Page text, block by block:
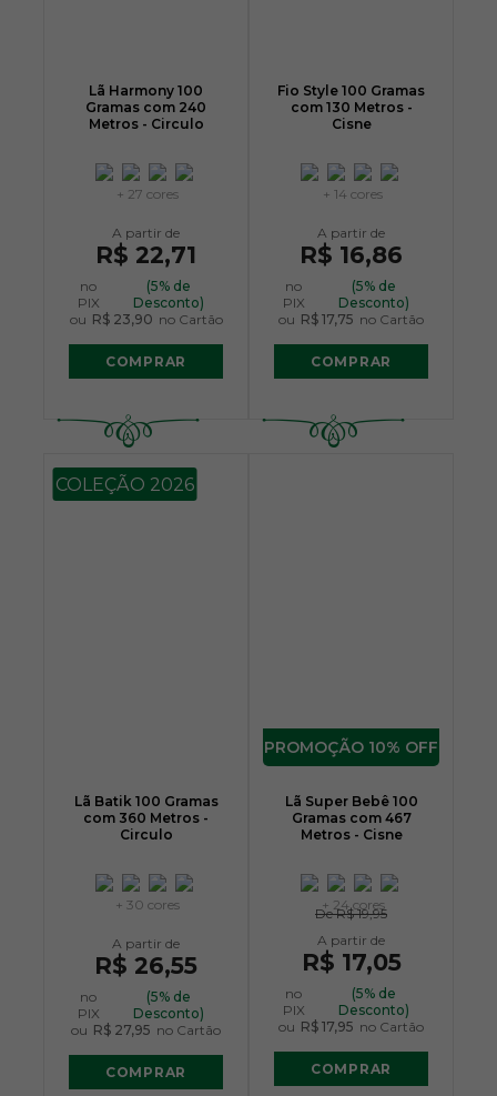
Lã Harmony 100
Gramas com 240
Metros - Circulo
+ 27 cores
R$ 22,71
no
PIX
(5% de
Desconto)
ou R$ 23,90 no Cartão
COMPRAR
Fio Style 100 Gramas
com 130 Metros -
Cisne
+ 14 cores
R$ 16,86
no
PIX
(5% de
Desconto)
ou R$ 17,75 no Cartão
COMPRAR
COLEÇÃO 2026
Lã Batik 100 Gramas
com 360 Metros -
Circulo
+ 30 cores
R$ 26,55
no
PIX
(5% de
Desconto)
ou R$ 27,95 no Cartão
COMPRAR
10% OFF
Lã Super Bebê 100
Gramas com 467
Metros - Cisne
+ 24 cores
DeR$ 19,95
R$ 17,05
no
PIX
(5% de
Desconto)
ou R$ 17,95 no Cartão
COMPRAR